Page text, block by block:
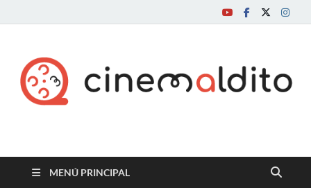
Cine maldito
MENÚ PRINCIPAL